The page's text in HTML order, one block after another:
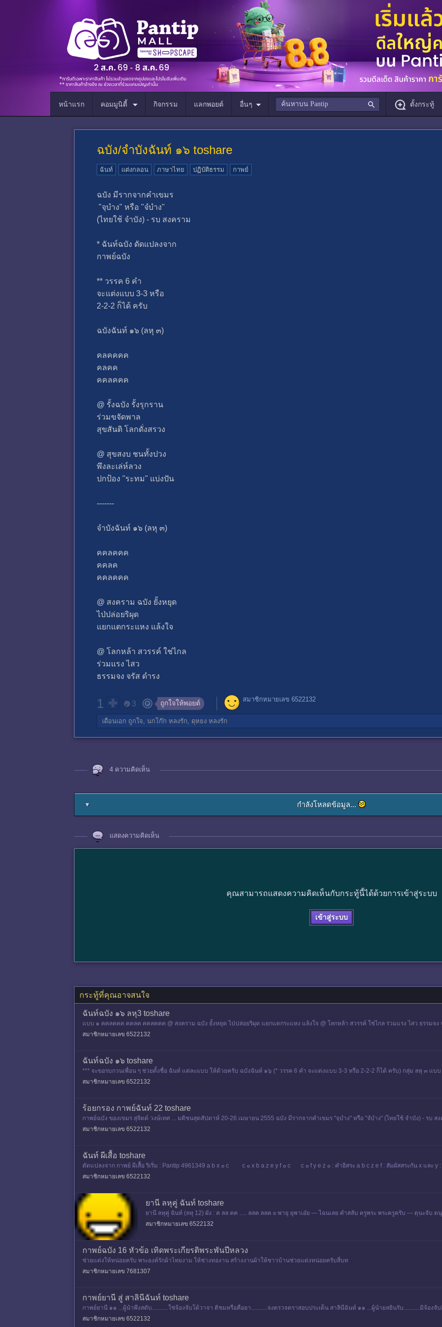
หน้าแรก คอมมูนิตี้ กิจกรรม แลกพอยต์ อื่นๆ ตั้งกระทู้
ฉบัง/จำบังฉันท์ ๑๖ toshare
ฉันท์ แต่งกลอน ภาษาไทย ปฏิบัติธรรม กาพย์
ฉบัง มีรากจากคำเขมร
"จฺบําง" หรือ "จํบําง"
(ไทยใช้ จำบัง) - รบ สงคราม
* ฉันท์ฉบัง ดัดแปลงจาก
กาพย์ฉบัง
** วรรค 6 คำ
จะแต่งแบบ 3-3 หรือ
2-2-2 ก็ได้ ครับ
ฉบังฉันท์ ๑๖ (ลหุ ๓)
คลคคคค
คลคค
คคลคคค
@ รั้งฉบัง รั้งรุกราน
ร่วมขจัดพาล
สุขสันติ โลกดั่งสรวง
@ สุขสงบ ชนทั้งปวง
พึงละเล่ห์ลวง
ปกป้อง "ระทม" แบ่งปัน
-------
จำบังฉันท์ ๑๖ (ลหุ ๓)
คคลคคค
คคลค
คคลคคค
@ สงคราม ฉบัง ยั้งหยุด
ไป่ปล่อยริผุด
แยกแตกระแหง แล้งใจ
@ โลกหล้า สวรรค์ ใช่ไกล
ร่วมแรง ไสว
ธรรมจง จรัส ดำรง
1 3 ถูกใจให้พอยต์ สมาชิกหมายเลข 6522132
เดือนเอก ถูกใจ, นกโก๊ก หลงรัก, ดุหยง หลงรัก
4 ความคิดเห็น
▼ กำลังโหลดข้อมูล...
แสดงความคิดเห็น
คุณสามารถแสดงความคิดเห็นกับกระทู้นี้ได้ด้วยการเข้าสู่ระบบ
เข้าสู่ระบบ
กระทู้ที่คุณอาจสนใจ
ฉันท์ฉบัง ๑๖ ลหุ3 toshare
แบบ ๑ คคลคคค คคลค คคลคคค @ สงคราม ฉบัง ยั้งหยุด ไป่ปล่อยริผุด แยกแตกระแหง แล้งใจ @ โลกหล้า สวรรค์ ใช่ไกล ร่วมแรง ไสว ธรรม
งรุกราน ร่วมขจัดพาล ส
สมาชิกหมายเลข 6522132
ฉันท์ฉบัง ๑๖ toshare
*** จะขอรบกวนเพื่อน ๆ ช่วยตั้งชื่อ ฉันท์ แต่ละแบบ ให้ด้วยครับ ฉบังฉันท์ ๑๖ (* วรรค 6 คำ จะแต่งแบบ 3-3 หรือ 2-2-2 ก็ได้ ครับ) กลุ่ม ลหุ ๓ แบ
สมาชิกหมายเลข 6522132
ร้อยกรอง กาพย์ฉันท์ 22 toshare
กาพย์ฉบัง ของเขมร สุจิตต์ วงษ์เทศ ... มติชนสุดสัปดาห์ 20-26 เมษายน 2555 ฉบัง มีรากจากคำเขมร "จฺบําง" หรือ "จํบําง" (ไทยใช้ จำบัง) - ร
สมาชิกหมายเลข 6522132
ฉันท์ ผีเสื้อ toshare
ดัดแปลงจาก กาพย์ ผีเสื้อ ริเริ่ม : Pantip 4961349 a b x ๐ c c ๐ x b a z e y f ๐ c c ๐ f y e z ๐ : คำอิสระ a b c z e f : สัมผัสสระกัน x และ y :
สมาชิกหมายเลข 6522132
ยานี ลหุคู่ ฉันท์ toshare
ยานี ลหุคู่ ฉันท์ (ลหุ 12) ผัง : ค ลล คค ..... ลลค ลลค ๏ พายุ ยุพาเอ๋ย --- ไฉนเลย คำสลับ ครูพระ พระครูครับ --- ดุนะจับ ด
ขาลอกเรา --- ทำมิได้ ทำไ
สมาชิกหมายเลข 6522132
กาพย์ฉบัง 16 หัวข้อ เทิดพระเกียรติพระพันปีหลวง
ช่วยแต่งให้หน่อยครับ พระองค์รักผ้าไทยงาม ให้ช่างทองาน สร้างงานผ้าให้ชาวบ้านช่วยแต่งหน่อยครับสี่บท
สมาชิกหมายเลข 7681307
กาพย์ยานี สู่ สาลินีฉันท์ toshare
กาพย์ยานี ๑๑ ...ผู้นำพึงสดับ...........ใช่จ้องจับโต้วาจา ติชมหรือคือยา...........จงตรวจตราสอบประเด็น สาลินีฉันท์ ๑๑ ...ผู้นำยลยินรับ...........มิจ้องจั
สมาชิกหมายเลข 6522132